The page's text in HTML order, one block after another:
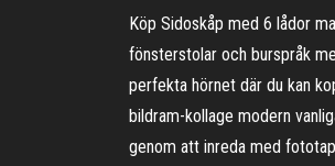
Köp Sidoskåp med 6 lådor
fönsterstolar och burspråk
perfekta hörnet där du kan
bildram-kollage modern
genom att inreda med